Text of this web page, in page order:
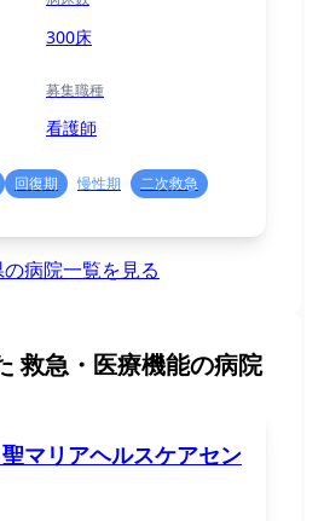
300床
募集職種
看護師
回復期 慢性期
二次救急
病院一覧を見る
救急・医療機能の病院
マリアヘルスケアセン